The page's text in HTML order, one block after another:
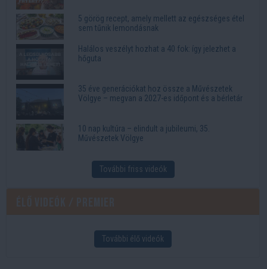
5 görög recept, amely mellett az egészséges étel
sem tűnik lemondásnak
Halálos veszélyt hozhat a 40 fok: így jelezhet a
hőguta
35 éve generációkat hoz össze a Művészetek
Völgye – megvan a 2027-es időpont és a bérletár
10 nap kultúra – elindult a jubileumi, 35.
Művészetek Völgye
További friss videók
További élő videók